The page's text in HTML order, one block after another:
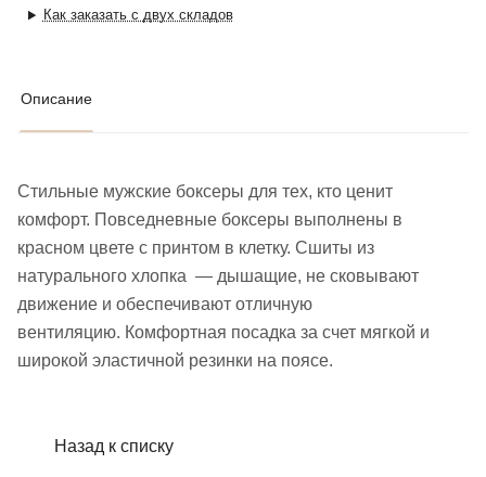
Как заказать с двух складов
Описание
Стильные мужские боксеры для тех, кто ценит
комфорт. Повседневные боксеры выполнены в
красном цвете с принтом в клетку. Сшиты из
натурального хлопка — дышащие, не сковывают
движение и обеспечивают отличную
вентиляцию. Комфортная посадка за счет мягкой и
широкой эластичной резинки на поясе.
Назад к списку